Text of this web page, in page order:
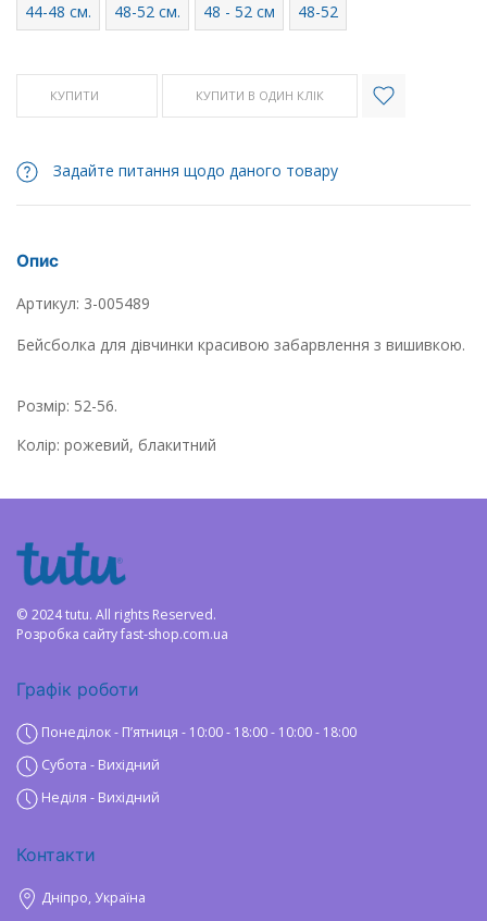
44-48 см. 48-52 см. 48 - 52 см 48-52
КУПИТИ КУПИТИ В ОДИН КЛІК
Задайте питання щодо даного товару
Опис
Артикул: 3-005489
Бейсболка для дівчинки красивою забарвлення з вишивкою.
Розмір: 52-56.
Колір: рожевий, блакитний
© 2024 tutu. All rights Reserved.
Розробка сайтуfast-shop.com.ua
Графік роботи
Понеділок - Пʼятниця - 10:00 - 18:00 - 10:00 - 18:00
Субота - Вихідний
Неділя - Вихідний
Контакти
Дніпро, Україна